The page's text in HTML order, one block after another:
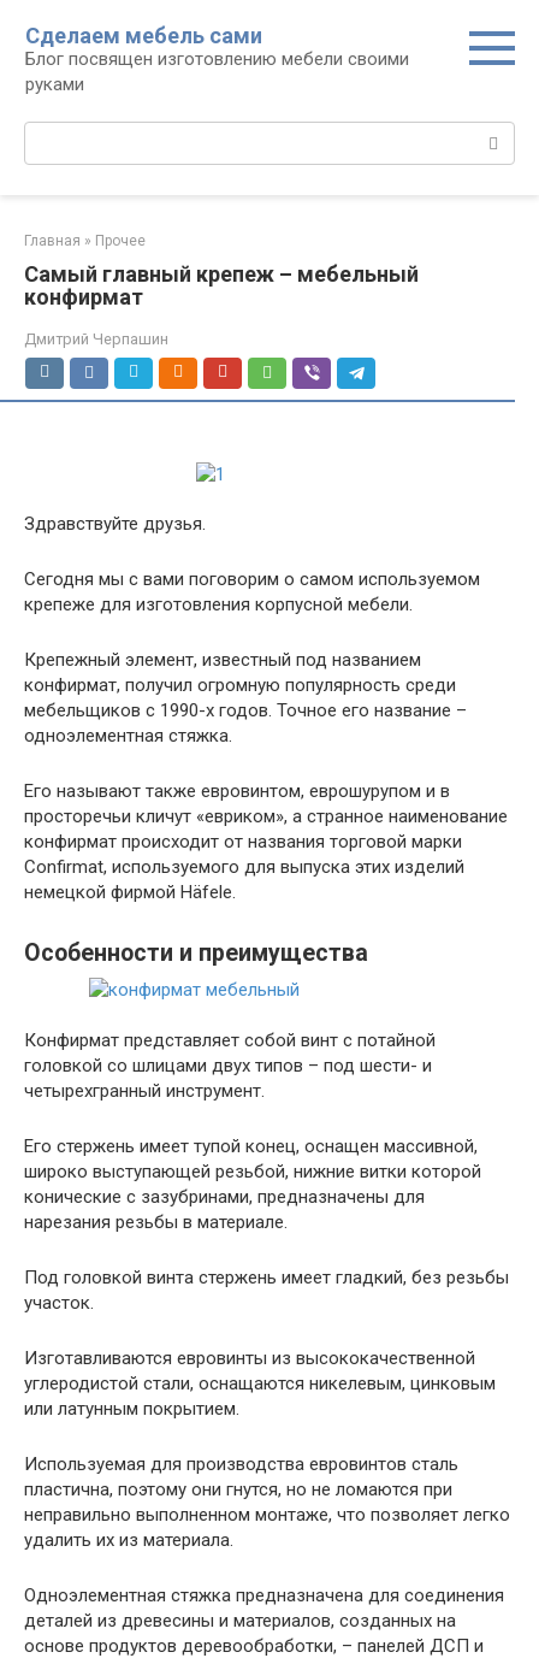
контенту
Сделаем мебель сами
Блог посвящен изготовлению мебели своими
руками
Главная » Прочее
Самый главный крепеж – мебельный
конфирмат
Дмитрий Черпашин
Здравствуйте друзья.
Сегодня мы с вами поговорим о самом используемом
крепеже для изготовления корпусной мебели.
Крепежный элемент, известный под названием
конфирмат, получил огромную популярность среди
мебельщиков с 1990-х годов. Точное его название –
одноэлементная стяжка.
Его называют также евровинтом, еврошурупом и в
просторечьи кличут «евриком», а странное наименование
конфирмат происходит от названия торговой марки
Confirmat, используемого для выпуска этих изделий
немецкой фирмой Häfele.
Особенности и преимущества
Конфирмат представляет собой винт с потайной
головкой со шлицами двух типов – под шести- и
четырехгранный инструмент.
Его стержень имеет тупой конец, оснащен массивной,
широко выступающей резьбой, нижние витки которой
конические с зазубринами, предназначены для
нарезания резьбы в материале.
Под головкой винта стержень имеет гладкий, без резьбы
участок.
Изготавливаются евровинты из высококачественной
углеродистой стали, оснащаются никелевым, цинковым
или латунным покрытием.
Используемая для производства евровинтов сталь
пластична, поэтому они гнутся, но не ломаются при
неправильно выполненном монтаже, что позволяет легко
удалить их из материала.
Одноэлементная стяжка предназначена для соединения
деталей из древесины и материалов, созданных на
основе продуктов деревообработки, – панелей ДСП и